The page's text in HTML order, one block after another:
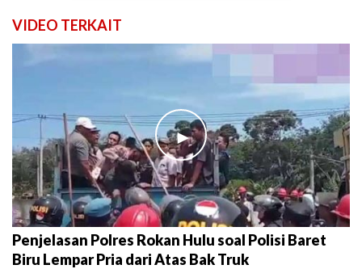
VIDEO TERKAIT
►
Penjelasan Polres Rokan Hulu soal Polisi Baret
Biru Lempar Pria dari Atas Bak Truk